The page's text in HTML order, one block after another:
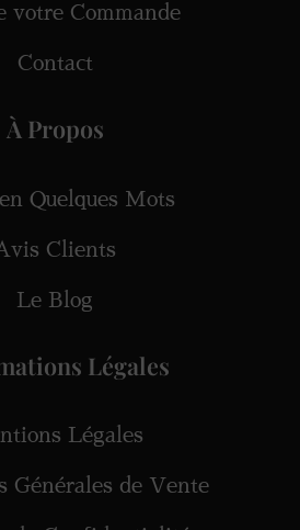
votre Commande
Contact
À Propos
Quelques Mots
Clients
Le Blog
Légales
Légales
Générales de Vente